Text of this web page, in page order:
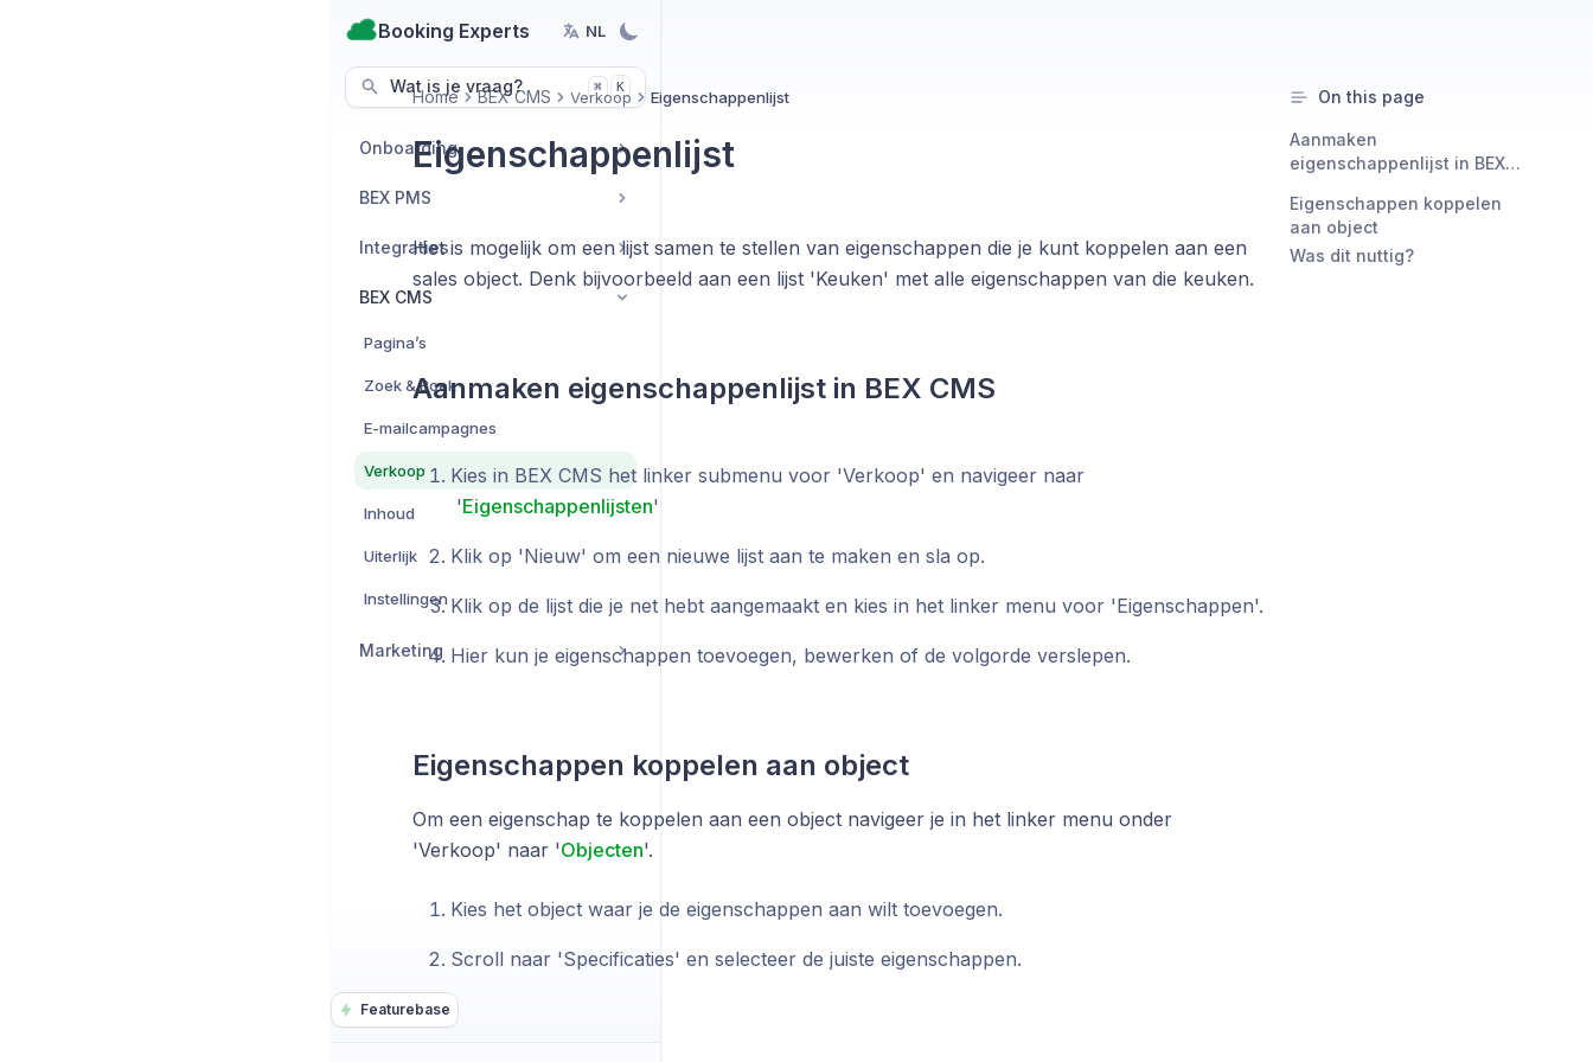
Booking Experts NL
Wat is je vraag? ⌘ K
Featurebase
Onboarding
BEX PMS
Integraties
BEX CMS
Pagina’s
Zoek & Boek
E-mailcampagnes
Verkoop
Inhoud
Uiterlijk
Instellingen
Marketing
Home BEX CMS Verkoop Eigenschappenlijst
Eigenschappenlijst
Het is mogelijk om een lijst samen te stellen van eigenschappen die je kunt koppelen aan een
sales object. Denk bijvoorbeeld aan een lijst 'Keuken' met alle eigenschappen van die keuken.
Aanmaken eigenschappenlijst in BEX CMS
Kies in BEX CMS het linker submenu voor 'Verkoop' en navigeer naar
'Eigenschappenlijsten'
Klik op 'Nieuw' om een nieuwe lijst aan te maken en sla op.
Klik op de lijst die je net hebt aangemaakt en kies in het linker menu voor 'Eigenschappen'.
Hier kun je eigenschappen toevoegen, bewerken of de volgorde verslepen.
Eigenschappen koppelen aan object
Om een eigenschap te koppelen aan een object navigeer je in het linker menu onder
'Verkoop' naar 'Objecten'.
Kies het object waar je de eigenschappen aan wilt toevoegen.
Scroll naar 'Specificaties' en selecteer de juiste eigenschappen.
On this page
Aanmaken
eigenschappenlijst in BEX
Eigenschappen koppelen
aan object
Was dit nuttig?